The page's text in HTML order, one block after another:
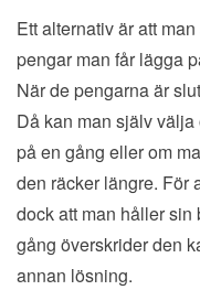
Ett alternativ är att
pengar man får lägga
När de pengarna är
Då kan man själv
på en gång eller om
den räcker längre. För
dock att man håller sin
gång överskrider den
annan lösning.